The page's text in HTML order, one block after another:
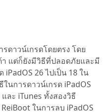
ดาวน์เกรดโดยตรง โดย
า แต่ก็ยังมีวิธีที่ปลอดภัยและมี
26 ไปเป็น 18 ใน
นการดาวน์เกรด iPadOS
ละ iTunes ทั้งสองวิธี
ในการลบ iPadOS